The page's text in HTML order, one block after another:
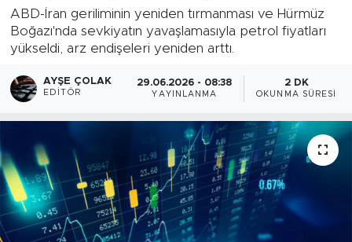
ABD-İran geriliminin yeniden tırmanması ve Hürmüz
Boğazı'nda sevkiyatın yavaşlamasıyla petrol fiyatları
yükseldi, arz endişeleri yeniden arttı.
AYŞE ÇOLAK
EDITÖR
29.06.2026 - 08:38
YAYINLANMA
2 DK
OKUNMA SÜRESI
Süper Lig Puan Durumu ve Fikstür
Tüm Manşetler
Son Dakika Haberleri
Haber Arşivi